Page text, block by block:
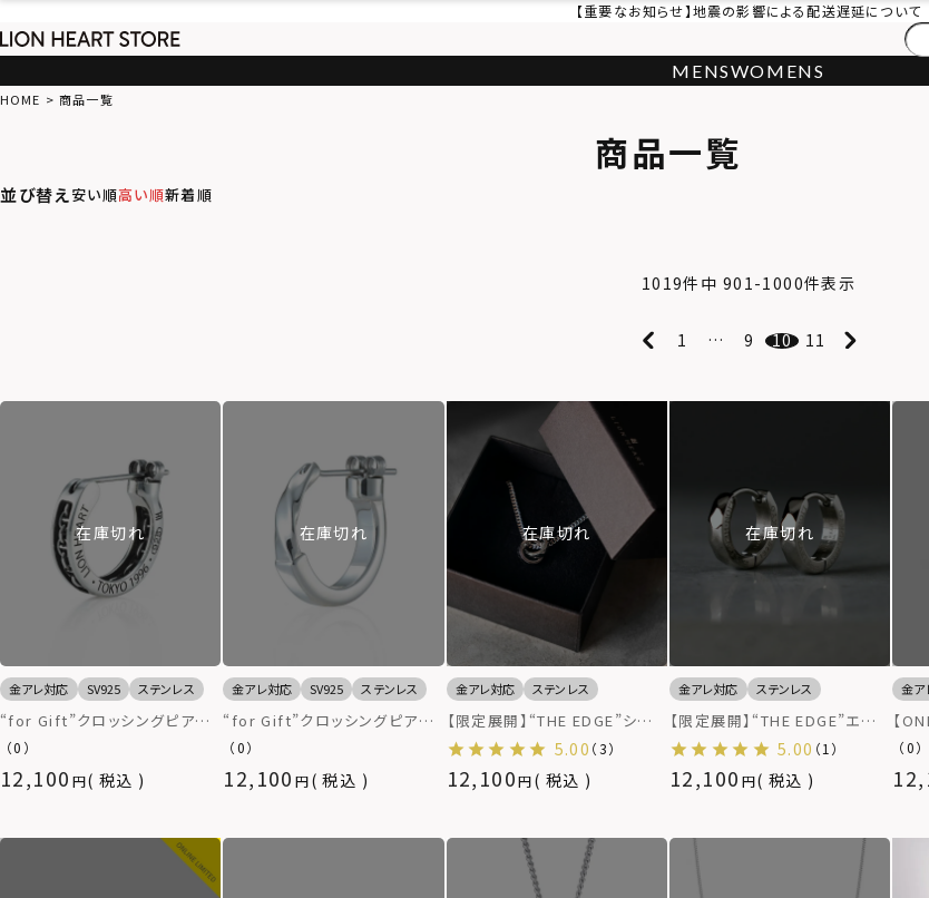
【重要なお知らせ】地震の影響による配送遅延について
MENSWOMENS
HOME 商品一覧
商品一覧
並び替え安い順高い順新着順
1019件中 901-1000件表示
1 … 9 10 11
在庫切れ
金アレ対応 SV925 ステンレス
“for Gift”クロッシングピアス
（フレームアンカーチェーン）/シ
（0）
12,100 税込
在庫切れ
金アレ対応 SV925 ステンレス
“for Gift”クロッシングピアス
（クォーターツイスト）/シルバー
（0）
12,100 税込
在庫切れ
金アレ対応 ステンレス
【限定展開】“THE EDGE”シグ
ネチャーカッティングダブルリン
グネックレス/スペシャルパッケ
ージ/サージカルステンレス（金
5.00 （3）
12,100 税込
在庫切れ
金アレ対応 ステンレス
【限定展開】“THE EDGE”エン
グレイブカッティングフープピア
ス（2点セット）/スペシャルパッ
ケージ/サージカルステンレス
5.00 （1）
12,100 税込
金ア
【
シ
（0）